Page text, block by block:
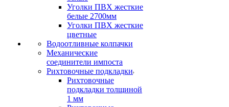
Уголки ПВХ жесткие
белые 2700мм
Уголки ПВХ жесткие
цветные
Водоотливные колпачки
Механические
соединители импоста
Рихтовочные подкладки
Рихтовочные
подкладки толщиной
1 мм